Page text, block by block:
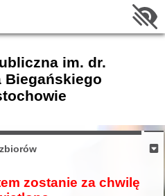
im. dr.
Biegańskiego
zostanie za chwilę